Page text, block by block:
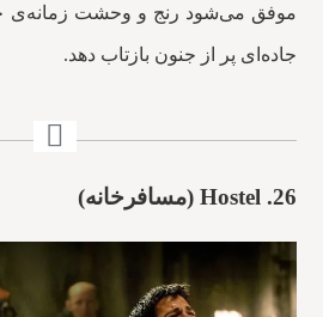
موفق می‌شود رنج و وحشت زمانه‌ی
جاده‌ای پر از جنون بازتاب دهد.
26. Hostel (مسافرخانه)